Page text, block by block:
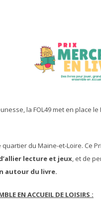
la FOL49 met en place le
du Maine-et-Loire. Ce
lecture et jeux, et de
autour du livre.
EN ACCUEIL DE LOISIRS :